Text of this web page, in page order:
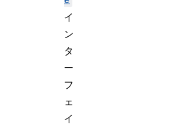
イ
ン
タ
ー
フ
ェ
イ